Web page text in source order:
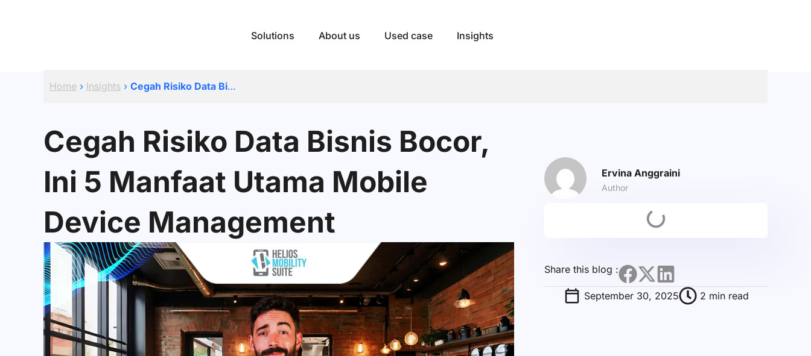
Solutions About us Used case Insights
Home › Insights › Cegah Risiko Data Bisnis Bocor, Ini 5 Manfaat Utama Mobile Device Management
Cegah Risiko Data Bisnis Bocor,
Ini 5 Manfaat Utama Mobile
Device Management
Ervina Anggraini
Author
Share this blog :
September 30, 2025 2 min read